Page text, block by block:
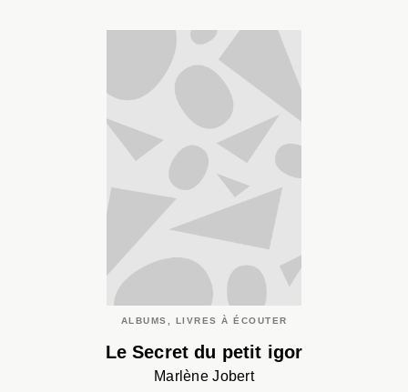
ALBUMS, LIVRES À ÉCOUTER
Le Secret du petit igor
Marlène Jobert